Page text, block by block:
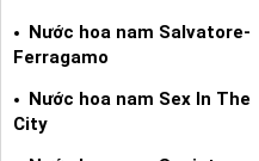
Nước hoa nam Salvatore-
Ferragamo
Nước hoa nam Sex In The
City